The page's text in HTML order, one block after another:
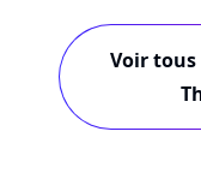
Voir tous